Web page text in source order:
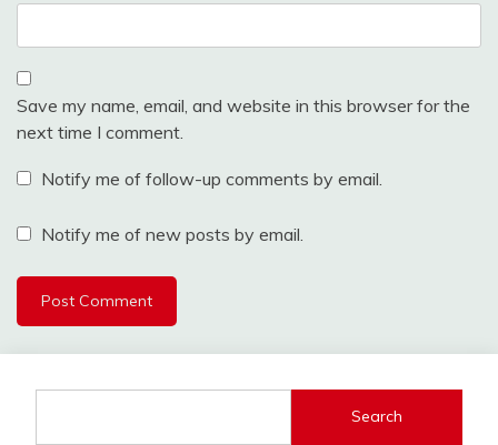
Save my name, email, and website in this browser for the
next time I comment.
Notify me of follow-up comments by email.
Notify me of new posts by email.
Search